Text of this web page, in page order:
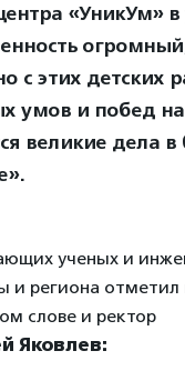
«УникУм»
с этих детских
умов и побед на
великие дела
ученых и
и региона отметил
слове и ректор
Яковлев: